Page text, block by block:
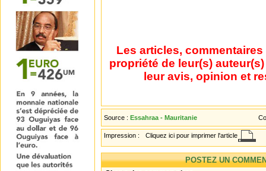
Les articles,
propriété de leur(s)
leur avis, opinion et
Source : Essahraa - Mauritanie
Impression : Cliquez ici pour imprimer l'article
POSTEZ UN